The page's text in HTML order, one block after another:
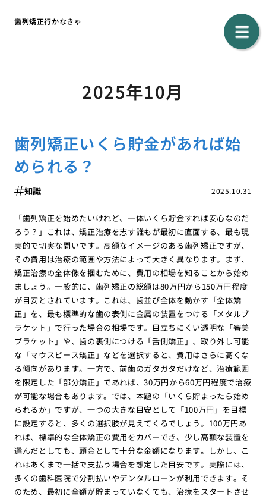
歯列矯正行かなきゃ
2025年10月
歯列矯正いくら貯金があれば始
められる？
2025.10.31
知識
「歯列矯正を始めたいけれど、一体いくら貯金すれば安心なのだ
ろう？」これは、矯正治療を志す誰もが最初に直面する、最も現
実的で切実な問いです。高額なイメージのある歯列矯正ですが、
その費用は治療の範囲や方法によって大きく異なります。まず、
矯正治療の全体像を掴むために、費用の相場を知ることから始め
ましょう。一般的に、歯列矯正の総額は80万円から150万円程度
が目安とされています。これは、歯並び全体を動かす「全体矯
正」を、最も標準的な歯の表側に金属の装置をつける「メタルブ
ラケット」で行った場合の相場です。目立ちにくい透明な「審美
ブラケット」や、歯の裏側につける「舌側矯正」、取り外し可能
な「マウスピース矯正」などを選択すると、費用はさらに高くな
る傾向があります。一方で、前歯のガタガタだけなど、治療範囲
を限定した「部分矯正」であれば、30万円から60万円程度で治療
が可能な場合もあります。では、本題の「いくら貯まったら始め
られるか」ですが、一つの大きな目安として「100万円」を目標
に設定すると、多くの選択肢が見えてくるでしょう。100万円あ
れば、標準的な全体矯正の費用をカバーでき、少し高額な装置を
選んだとしても、頭金として十分な金額になります。しかし、こ
れはあくまで一括で支払う場合を想定した目安です。実際には、
多くの歯科医院で分割払いやデンタルローンが利用できます。そ
のため、最初に全額が貯まっていなくても、治療をスタートさせ